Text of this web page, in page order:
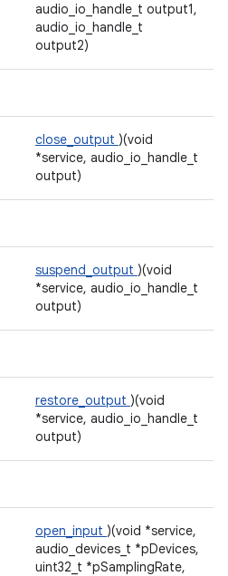
audio_io_handle_t output1,
audio_io_handle_t
output2)
close_output )(void
*service, audio_io_handle_t
output)
suspend_output )(void
*service, audio_io_handle_t
output)
restore_output )(void
*service, audio_io_handle_t
output)
open_input )(void *service,
audio_devices_t *pDevices,
uint32_t *pSamplingRate,